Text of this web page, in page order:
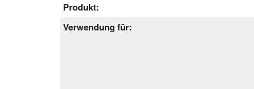
Produkt:
Verwendung für: